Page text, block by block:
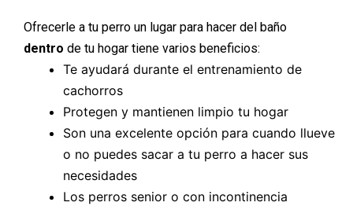
Ofrecerle a tu perro un lugar para hacer del baño
dentro de tu hogar tiene varios beneficios:
Te ayudará durante el entrenamiento de
cachorros
Protegen y mantienen limpio tu hogar
Son una excelente opción para cuando llueve
o no puedes sacar a tu perro a hacer sus
necesidades
Los perros senior o con incontinencia